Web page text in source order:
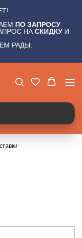
ПО ЗАПРОСУ
НА СКИДКУ И
РАДЫ.